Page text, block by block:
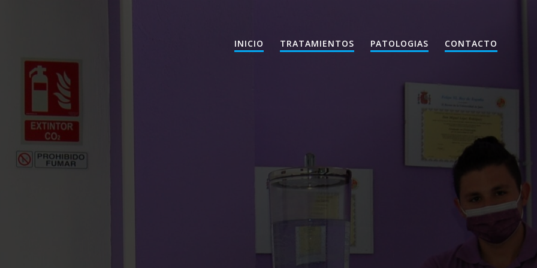
INICIO TRATAMIENTOS PATOLOGIAS CONTACTO